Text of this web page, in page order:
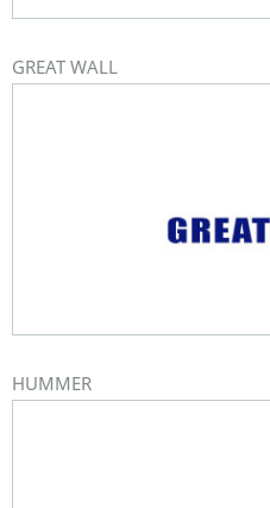
GREAT WALL
HUMMER